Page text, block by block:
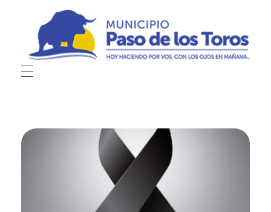
Municipio de Paso de los Toros
Hoy haciendo para vos, con los ojos en mañana